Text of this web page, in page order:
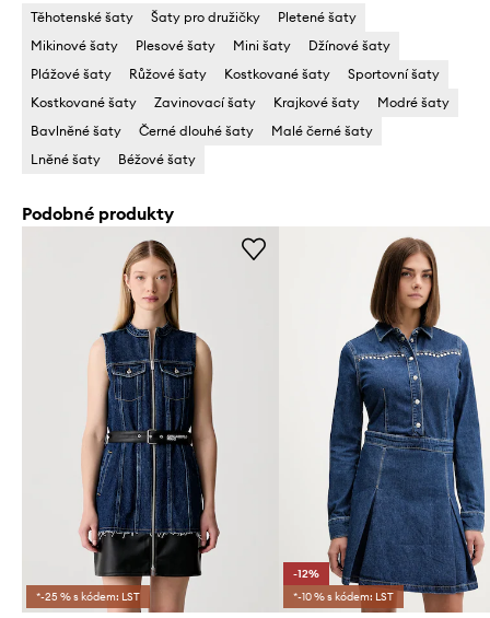
Těhotenské šaty Šaty pro družičky
Pletené šaty
Mikinové šaty
Plesové šaty Mini šaty
Džínové šaty
Plážové šaty
Růžové šaty Kostkované šaty
Sportovní šaty
Kostkované šaty
Zavinovací šaty Krajkové šaty
Modré šaty
Bavlněné šaty
Černé dlouhé šaty
Malé černé šaty
Lněné šaty
Béžové šaty
Podobné produkty
*-25 % s kódem: LST
-12%
*-10 % s kódem: LST